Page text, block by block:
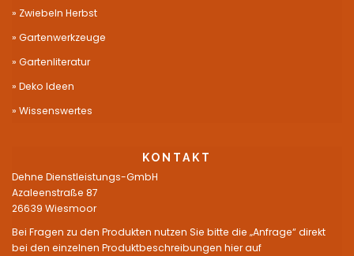
Zwiebeln Herbst
Gartenwerkzeuge
Gartenliteratur
Deko Ideen
Wissenswertes
KONTAKT
Dehne Dienstleistungs-GmbH
Azaleenstraße 87
26639 Wiesmoor
Bei Fragen zu den Produkten nutzen Sie bitte die „Anfrage“ direkt
bei den einzelnen Produktbeschreibungen hier auf